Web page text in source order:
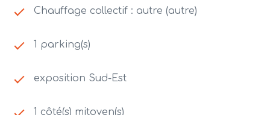
Chauffage collectif : autre (autre)
1 parking(s)
exposition Sud-Est
1 côté(s) mitoyen(s)